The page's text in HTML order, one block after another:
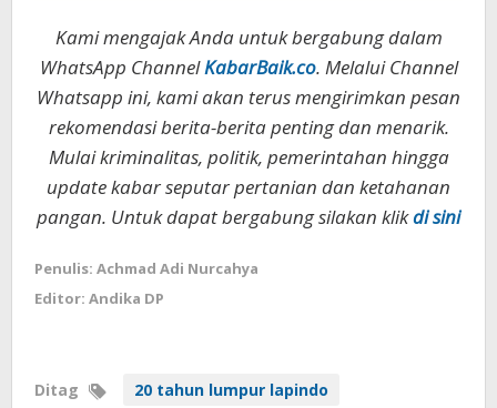
Kami mengajak Anda untuk bergabung dalam
WhatsApp ChannelKabarBaik.co. Melalui Channel
Whatsapp ini, kami akan terus mengirimkan pesan
rekomendasi berita-berita penting dan menarik.
Mulai kriminalitas, politik, pemerintahan hingga
update kabar seputar pertanian dan ketahanan
pangan. Untuk dapat bergabung silakan klikdi sini
Penulis: Achmad Adi Nurcahya
Editor: Andika DP
Ditag 20 tahun lumpur lapindo